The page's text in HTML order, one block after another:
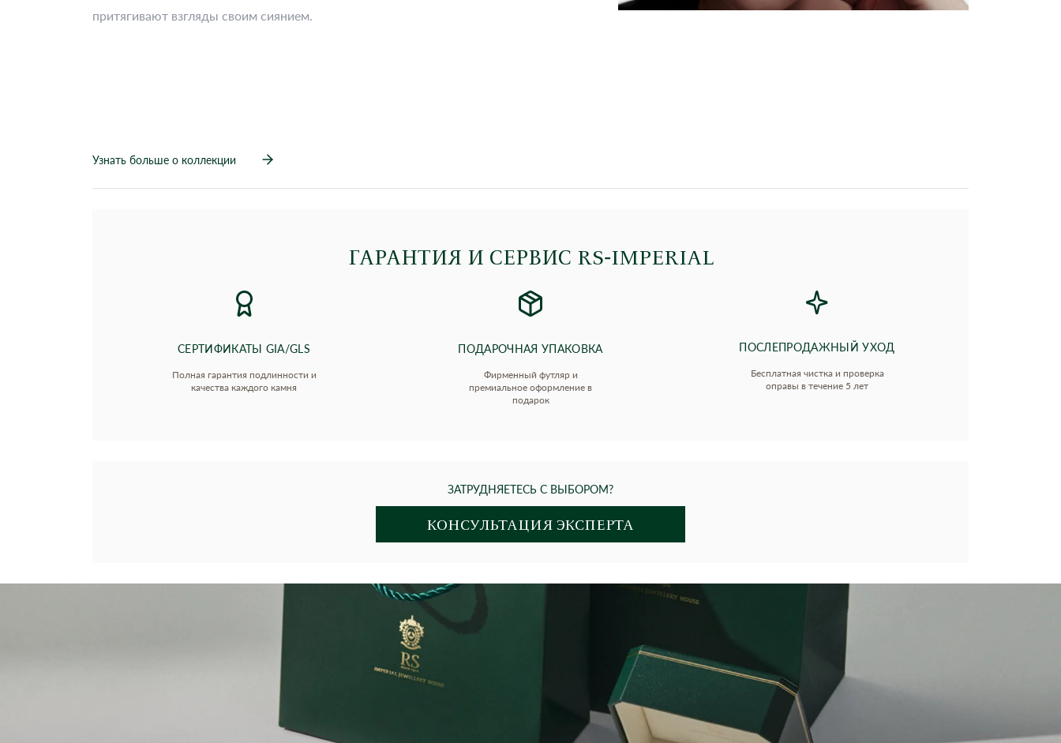
притягивают взгляды своим сиянием.
Узнать больше о коллекции
ГАРАНТИЯ И СЕРВИС RS‑IMPERIAL
СЕРТИФИКАТЫ GIA/GLS
Полная гарантия подлинности и
качества каждого камня
ПОДАРОЧНАЯ УПАКОВКА
Фирменный футляр и
премиальное оформление в
подарок
ПОСЛЕПРОДАЖНЫЙ УХОД
Бесплатная чистка и проверка
оправы в течение 5 лет
ЗАТРУДНЯЕТЕСЬ С ВЫБОРОМ?
КОНСУЛЬТАЦИЯ ЭКСПЕРТА